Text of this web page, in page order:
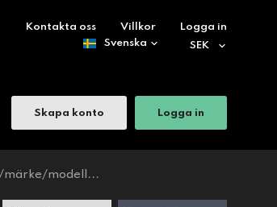
Kontakta oss Villkor Logga in
Skapa konto Logga in